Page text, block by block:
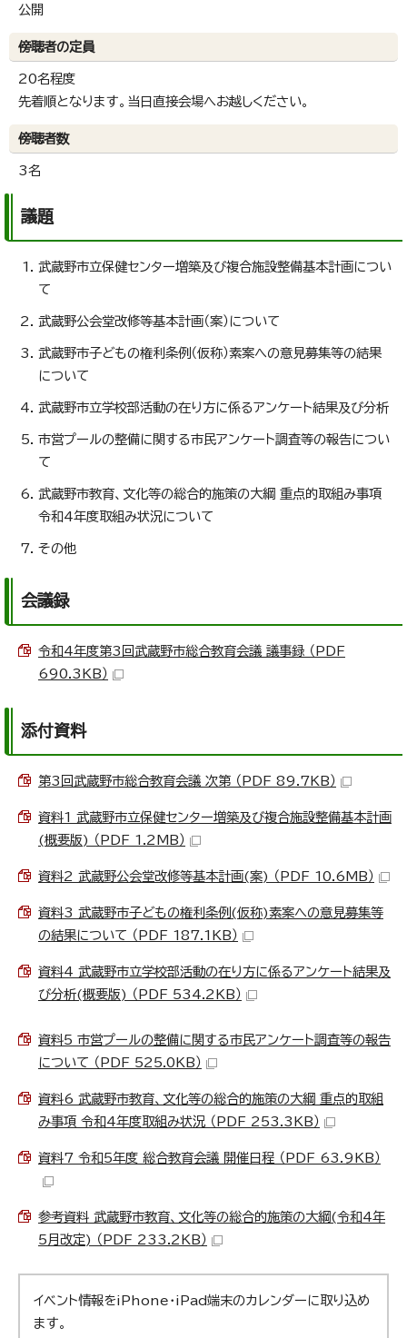
公開
傍聴者の定員
20名程度
先着順となります。当日直接会場へお越しください。
傍聴者数
3名
議題
武蔵野市立保健センター増築及び複合施設整備基本計画につい
て
武蔵野公会堂改修等基本計画（案）について
武蔵野市子どもの権利条例（仮称）素案への意見募集等の結果
について
武蔵野市立学校部活動の在り方に係るアンケート結果及び分析
市営プールの整備に関する市民アンケート調査等の報告につい
て
武蔵野市教育、文化等の総合的施策の大綱 重点的取組み事項
令和4年度取組み状況について
その他
会議録
令和4年度第3回武蔵野市総合教育会議 議事録 （PDF
690.3KB）
添付資料
第3回武蔵野市総合教育会議 次第 （PDF 89.7KB）
資料1 武蔵野市立保健センター増築及び複合施設整備基本計画
(概要版) （PDF 1.2MB）
資料2 武蔵野公会堂改修等基本計画(案) （PDF 10.6MB）
資料3 武蔵野市子どもの権利条例(仮称)素案への意見募集等
の結果について （PDF 187.1KB）
資料4 武蔵野市立学校部活動の在り方に係るアンケート結果及
び分析(概要版) （PDF 534.2KB）
資料5 市営プールの整備に関する市民アンケート調査等の報告
について （PDF 525.0KB）
資料6 武蔵野市教育、文化等の総合的施策の大綱 重点的取組
み事項 令和4年度取組み状況 （PDF 253.3KB）
資料7 令和5年度 総合教育会議 開催日程 （PDF 63.9KB）
参考資料 武蔵野市教育、文化等の総合的施策の大綱(令和4年
5月改定) （PDF 233.2KB）
イベント情報をiPhone・iPad端末のカレンダーに取り込め
ます。